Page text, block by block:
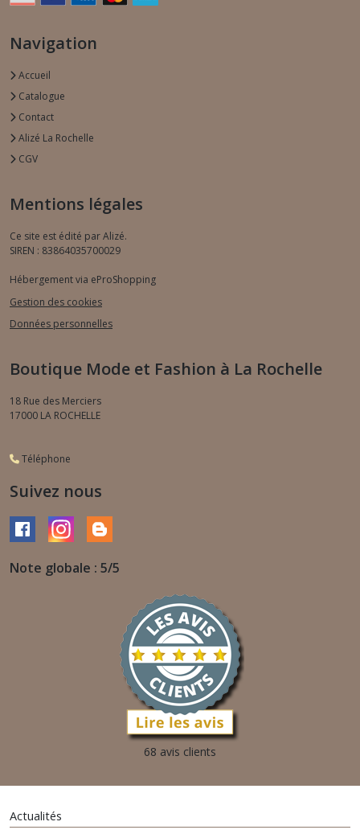
Navigation
Accueil
Catalogue
Contact
Alizé La Rochelle
CGV
Mentions légales
Ce site est édité par Alizé.
SIREN : 83864035700029
Hébergement via eProShopping
Gestion des cookies
Données personnelles
Boutique Mode et Fashion à La Rochelle
18 Rue des Merciers
17000 LA ROCHELLE
Téléphone
Suivez nous
Note globale : 5/5
68 avis clients
Actualités